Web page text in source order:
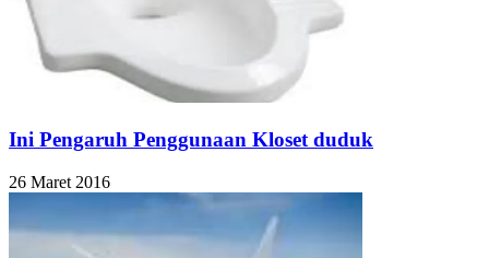
Ini Pengaruh Penggunaan Kloset duduk
26 Maret 2016